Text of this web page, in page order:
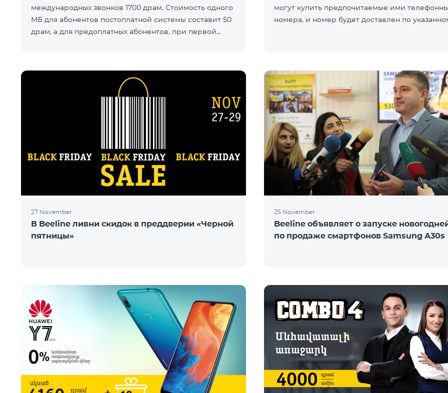
международных звонков 1700 драм. Стоимость одного
МБ для абонентов постоплатной системы составит 50
драм, а для предоплатных абонентов, при первой
могут купить предпочитаемые ими
номера, и номер будет доставлен по
27 November
В Beeline ливни скидок в преддверии «Черной
пятницы»
25 November
Beeline объявляет о запуске
по продаже смартфонов Samsung A30s